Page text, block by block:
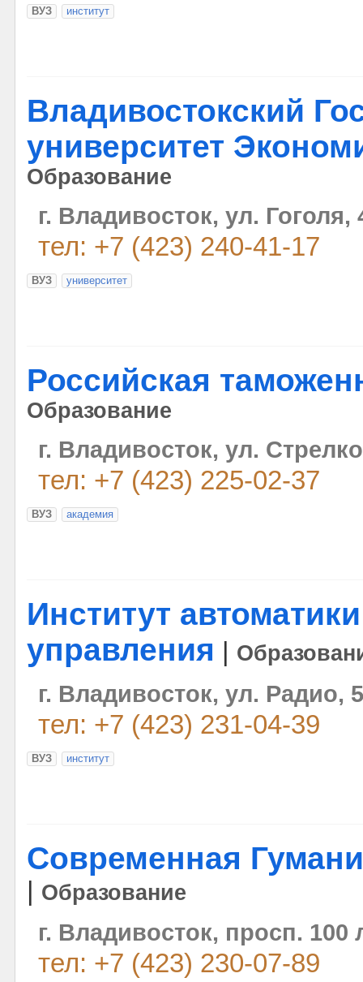
ВУЗ институт
Владивостокский
университет
Образование
г. Владивосток, ул. Гоголя,
тел: +7 (423) 240-41-17
ВУЗ университет
Российская
Образование
г. Владивосток, ул.
тел: +7 (423) 225-02-37
ВУЗ академия
Институт
управления
г. Владивосток, ул. Радио, 5
тел: +7 (423) 231-04-39
ВУЗ институт
Современная
Образование
г. Владивосток, просп. 100
тел: +7 (423) 230-07-89